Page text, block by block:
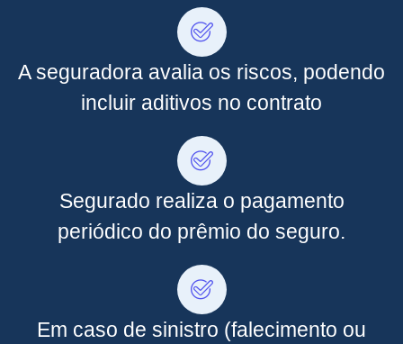
A seguradora avalia os riscos, podendo
incluir aditivos no contrato
Segurado realiza o pagamento
periódico do prêmio do seguro.
Em caso de sinistro (falecimento ou